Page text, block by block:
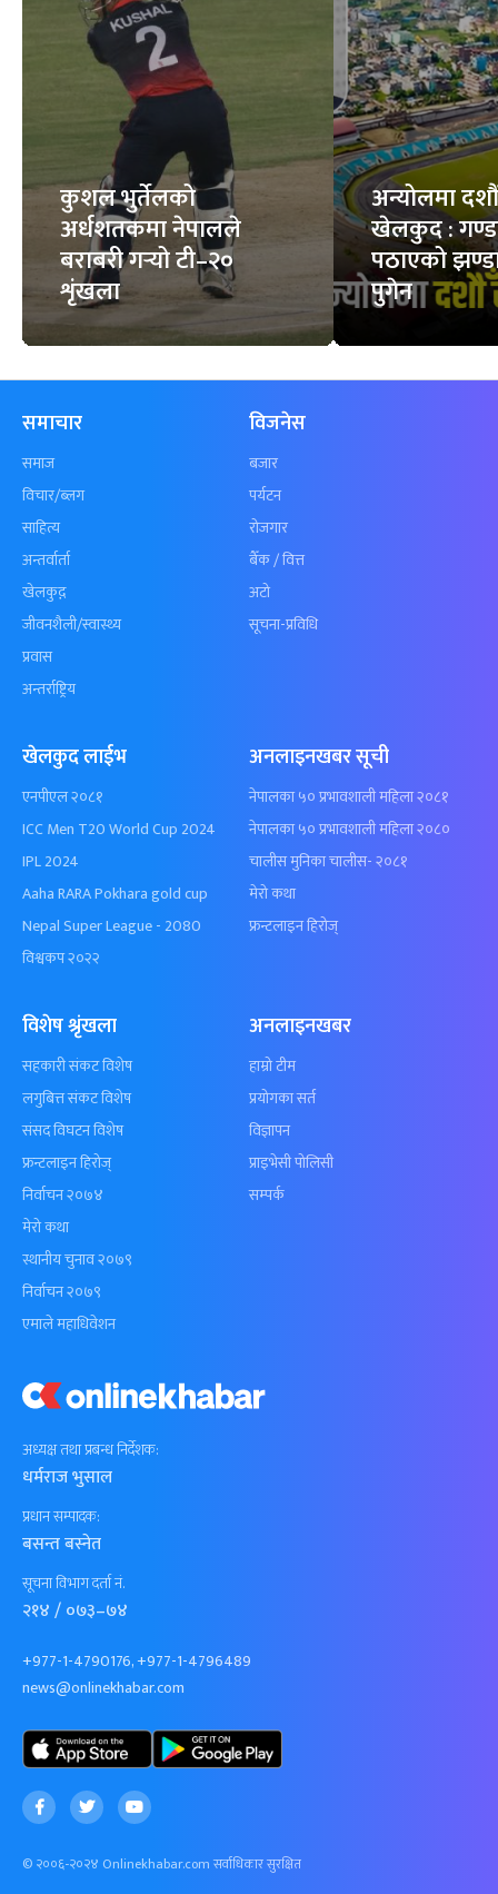
कुशल भुर्तेलको
अर्धशतकमा नेपालले
बराबरी गर्‍यो टी–२०
शृंखला
अन्योलमा दशौँ
खेलकुद :
पठाएको
पुगेन
अध्यक्ष तथा प्रबन्ध निर्देशक:
धर्मराज भुसाल
प्रधान सम्पादक:
बसन्त बस्नेत
सूचना विभाग दर्ता नं.
२१४ / ०७३–७४
+977-1-4790176, +977-1-4796489
news@onlinekhabar.com
© २००६-२०२४ Onlinekhabar.com सर्वाधिकार सुरक्षित
समाचार
समाज
विचार/ब्लग
साहित्य
अन्तर्वार्ता
खेलकुद़़
जीवनशैली/स्वास्थ्य
प्रवास
अन्तर्राष्ट्रिय
विजनेस
बजार
पर्यटन
रोजगार
बैँक / वित्त
अटो
सूचना-प्रविधि
खेलकुद लाईभ
एनपीएल २०८१
ICC Men T20 World Cup 2024
IPL 2024
Aaha RARA Pokhara gold cup
Nepal Super League - 2080
विश्वकप २०२२
अनलाइनखबर सूची
नेपालका ५० प्रभावशाली महिला २०८१
नेपालका ५० प्रभावशाली महिला २०८०
चालीस मुनिका चालीस- २०८१
मेरो कथा
फ्रन्टलाइन हिरोज्
विशेष श्रृंखला
सहकारी संकट विशेष
लगुबित्त संकट विशेष
संसद विघटन विशेष
फ्रन्टलाइन हिरोज्
निर्वाचन २०७४
मेरो कथा
स्थानीय चुनाव २०७९
निर्वाचन २०७९
एमाले महाधिवेशन
अनलाइनखबर
हाम्रो टीम
प्रयोगका सर्त
विज्ञापन
प्राइभेसी पोलिसी
सम्पर्क